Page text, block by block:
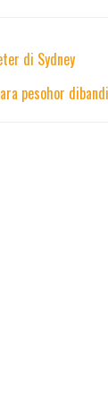
di Sydney
pesohor